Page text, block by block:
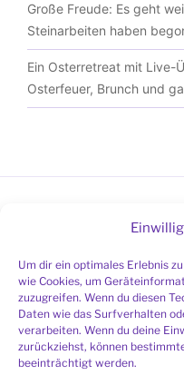
Um dir ein optimales Erlebnis
wie Cookies, um
zuzugreifen. Wenn du diesen
Daten wie das Surfverhalten
verarbeiten. Wenn du deine
zurückziehst, können
beeinträchtigt werden.
Große Freude: Es geht
Steinarbeiten haben
Ein Osterretreat mit Live-
Osterfeuer, Brunch und
LINK ZUR
Hier gehts zur
(das Passwort erhalten